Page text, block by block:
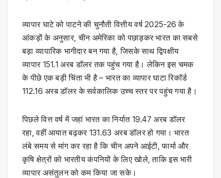
व्यापार घाटे को पाटने की चुनौती वित्तीय वर्ष 2025-26 के
आंकड़ों के अनुसार, चीन अमेरिका को पछाड़कर भारत का सबसे
बड़ा व्यापारिक भागीदार बन गया है, जिसके साथ द्विपक्षीय
व्यापार 151.1 अरब डॉलर तक पहुंच गया है। लेकिन इस चमक
के पीछे एक बड़ी चिंता भी है – भारत का व्यापार घाटा रिकॉर्ड
112.16 अरब डॉलर के सर्वकालिक उच्च स्तर पर पहुंच गया है।
पिछले वित्त वर्ष में जहां भारत का निर्यात 19.47 अरब डॉलर
रहा, वहीं आयात बढ़कर 131.63 अरब डॉलर हो गया। भारत
लंबे समय से मांग कर रहा है कि चीन अपने आईटी, फार्मा और
कृषि क्षेत्रों को भारतीय कंपनियों के लिए खोले, ताकि इस भारी
व्यापार असंतुलन को कम किया जा सके।